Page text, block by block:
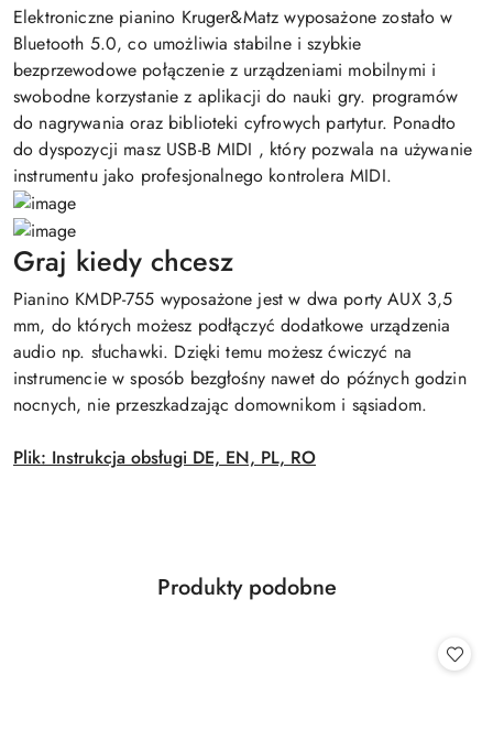
Elektroniczne pianino Kruger&Matz wyposażone zostało w
Bluetooth 5.0, co umożliwia stabilne i szybkie
bezprzewodowe połączenie z urządzeniami mobilnymi i
swobodne korzystanie z aplikacji do nauki gry. programów
do nagrywania oraz biblioteki cyfrowych partytur. Ponadto
do dyspozycji masz USB-B MIDI , który pozwala na używanie
instrumentu jako profesjonalnego kontrolera MIDI.
Graj kiedy chcesz
Pianino KMDP-755 wyposażone jest w dwa porty AUX 3,5
mm, do których możesz podłączyć dodatkowe urządzenia
audio np. słuchawki. Dzięki temu możesz ćwiczyć na
instrumencie w sposób bezgłośny nawet do późnych godzin
nocnych, nie przeszkadzając domownikom i sąsiadom.
Plik: Instrukcja obsługi DE, EN, PL, RO
Pomiń karuzelę produktów
Produkty
Produkty podobne